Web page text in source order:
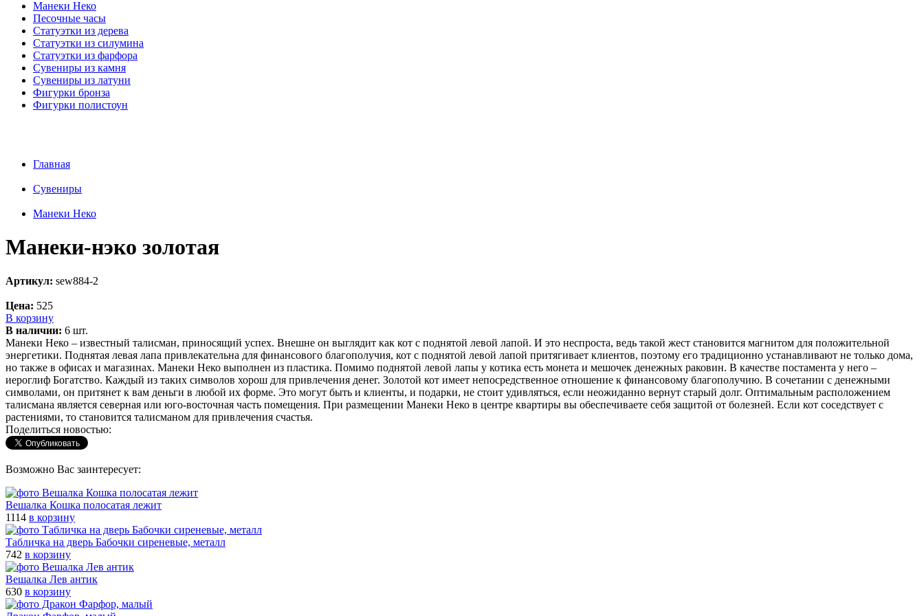
Манеки Неко
Песочные часы
Статуэтки из дерева
Статуэтки из силумина
Статуэтки из фарфора
Сувениры из камня
Сувениры из латуни
Фигурки бронза
Фигурки полистоун
Главная
Сувениры
Манеки Неко
Манеки-нэко золотая
Артикул: sew884-2
Цена: 525
В корзину
В наличии: 6 шт.
Манеки Неко – известный талисман, приносящий успех. Внешне он выглядит как кот с поднятой левой лапой. И это неспроста, ведь такой жест становится магнитом для положительной
энергетики. Поднятая левая лапа привлекательна для финансового благополучия, кот с поднятой левой лапой притягивает клиентов, поэтому его традиционно устанавливают не только дома,
но также в офисах и магазинах. Манеки Неко выполнен из пластика. Помимо поднятой левой лапы у котика есть монета и мешочек денежных раковин. В качестве постамента у него –
иероглиф Богатство. Каждый из таких символов хорош для привлечения денег. Золотой кот имеет непосредственное отношение к финансовому благополучию. В сочетании с денежными
символами, он притянет к вам деньги в любой их форме. Это могут быть и клиенты, и подарки, не стоит удивляться, если неожиданно вернут старый долг. Оптимальным расположением
талисмана является северная или юго-восточная часть помещения. При размещении Манеки Неко в центре квартиры вы обеспечиваете себя защитой от болезней. Если кот соседствует с
растениями, то становится талисманом для привлечения счастья.
Поделиться новостью:
Возможно Вас заинтересует:
Вешалка Кошка полосатая лежит
1114 в корзину
Табличка на дверь Бабочки сиреневые, металл
742 в корзину
Вешалка Лев антик
630 в корзину